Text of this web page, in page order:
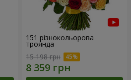
151 різнокольорова
троянда
15 198 грн